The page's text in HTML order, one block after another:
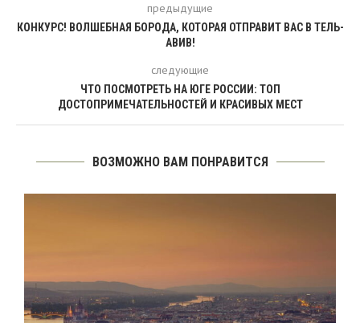
предыдущие
КОНКУРС! ВОЛШЕБНАЯ БОРОДА, КОТОРАЯ ОТПРАВИТ ВАС В ТЕЛЬ-
АВИВ!
следующие
ЧТО ПОСМОТРЕТЬ НА ЮГЕ РОССИИ: ТОП
ДОСТОПРИМЕЧАТЕЛЬНОСТЕЙ И КРАСИВЫХ МЕСТ
ВОЗМОЖНО ВАМ ПОНРАВИТСЯ